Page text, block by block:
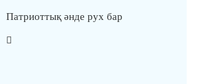
Патриоттық әнде рух бар